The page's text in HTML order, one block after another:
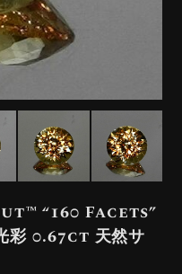
“160 Facets”
彩 0.67ct 天然サ